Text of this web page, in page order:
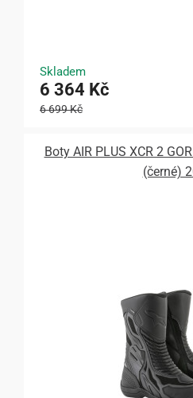
Skladem
6 364 Kč
6 699 Kč
Boty AIR PLUS XCR 2
(černé)